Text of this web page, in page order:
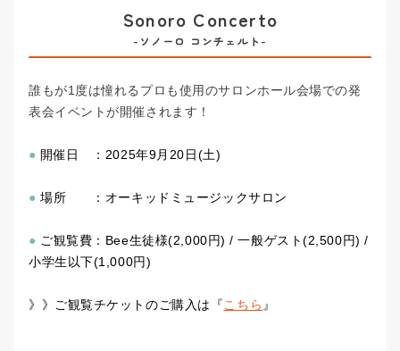
大人（40代以上）のボーカルコース
趣味で歌を楽しむコース
カラオケ上達コース
赤羽南口校
赤羽本校
吉祥寺北口校
Beeギタースクール
Beeピアノスクール
Beeボイススクール
Beeベーススクール
Sonoro Concerto
-ソノーロ コンチェルト-
誰もが1度は憧れるプロも使用のサロンホール会場での発
表会イベントが開催されます！
● 開催日 ：2025年9月20日(土)
● 場所 ： オーキッドミュージックサロン
● ご観覧費：Bee生徒様(2,000円) / 一般ゲスト(2,500円) /
小学生以下(1,000円)
》》ご観覧チケットのご購入は『こちら 』